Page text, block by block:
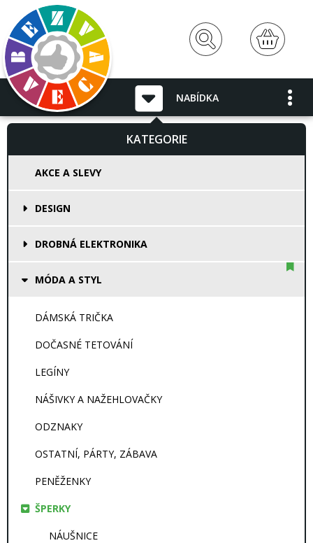
NABÍDKA
KATEGORIE
AKCE A SLEVY
DESIGN
DROBNÁ ELEKTRONIKA
MÓDA A STYL
DÁMSKÁ TRIČKA
DOČASNÉ TETOVÁNÍ
LEGÍNY
NÁŠIVKY A NAŽEHLOVAČKY
ODZNAKY
OSTATNÍ, PÁRTY, ZÁBAVA
PENĚŽENKY
ŠPERKY
NÁUŠNICE